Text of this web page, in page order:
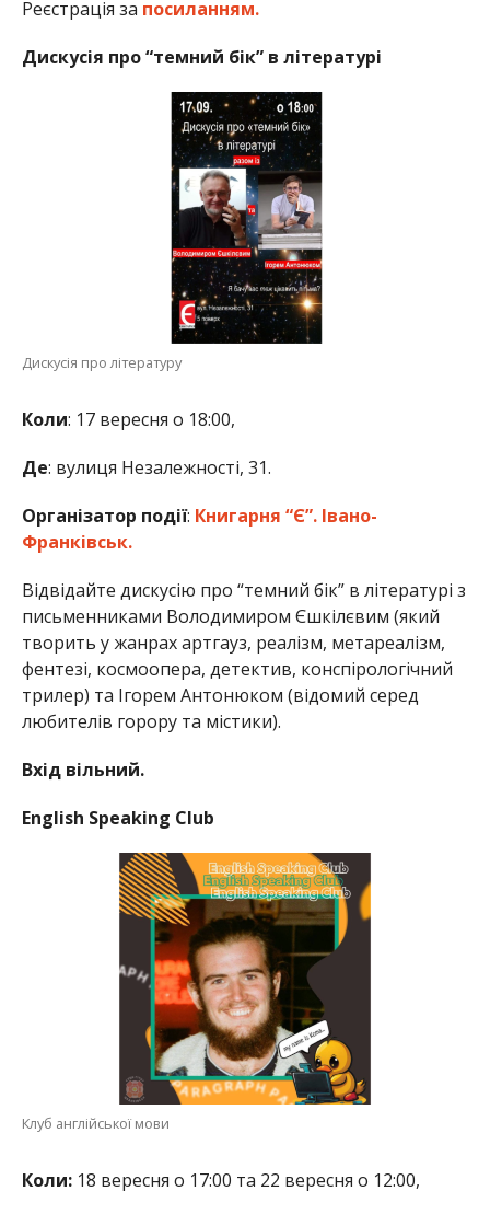
Реєстрація за посиланням.
Дискусія про “темний бік” в літературі
Дискусія про літературу
Коли: 17 вересня о 18:00,
Де: вулиця Незалежності, 31.
Організатор події: Книгарня “Є”. Івано-
Франківськ.
Відвідайте дискусію про “темний бік” в літературі з
письменниками Володимиром Єшкілєвим (який
творить у жанрах артгауз, реалізм, метареалізм,
фентезі, космоопера, детектив, конспірологічний
трилер) та Ігорем Антонюком (відомий серед
любителів горору та містики).
Вхід вільний.
English Speaking Club
Клуб англійської мови
Коли:18 вересня о 17:00 та 22 вересня о 12:00,